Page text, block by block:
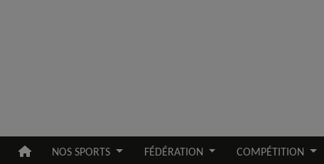
NOS SPORTS FÉDÉRATION COMPÉTITION